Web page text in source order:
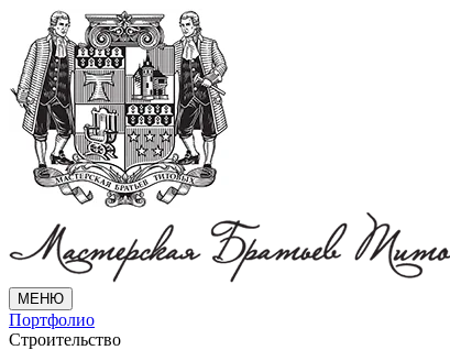
МЕНЮ
Портфолио
Строительство